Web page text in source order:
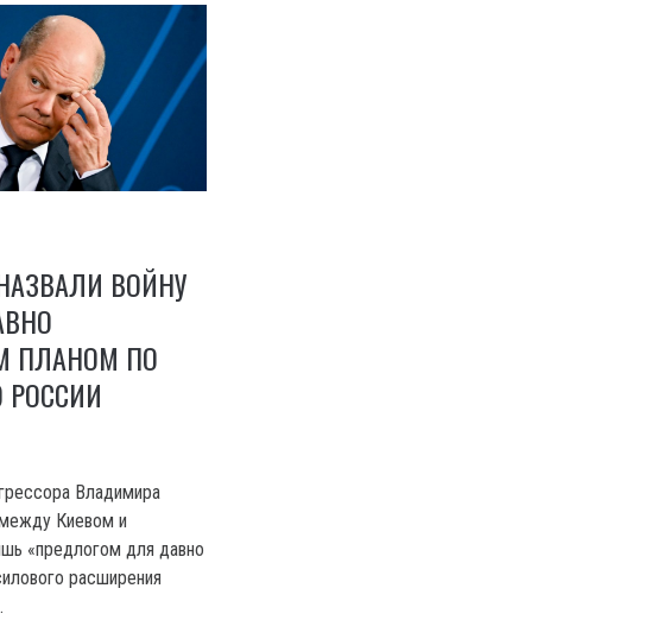
ВОЙНУ
ПЛАНОМ ПО
Владимира
Киевом и
«предлогом для давно
расширения